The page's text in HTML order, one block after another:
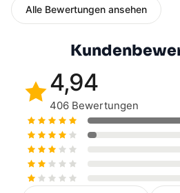
Alle Bewertungen ansehen
4,94
406 Bewertungen